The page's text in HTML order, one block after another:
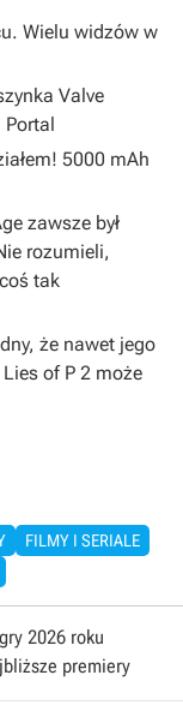
Wielu widzów w
Valve
Portal
5000 mAh
zawsze był
rozumieli,
tak
że nawet jego
of P 2 może
FILMY I SERIALE
2026 roku
premiery